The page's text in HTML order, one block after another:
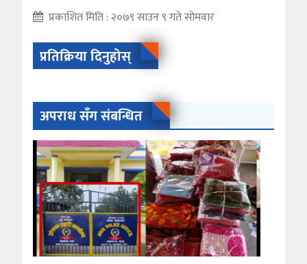
प्रकाशित मिति : २०७९ साउन ९ गते सोमवार
प्रतिक्रिया दिनुहोस्
अपराध सँग संबन्धित